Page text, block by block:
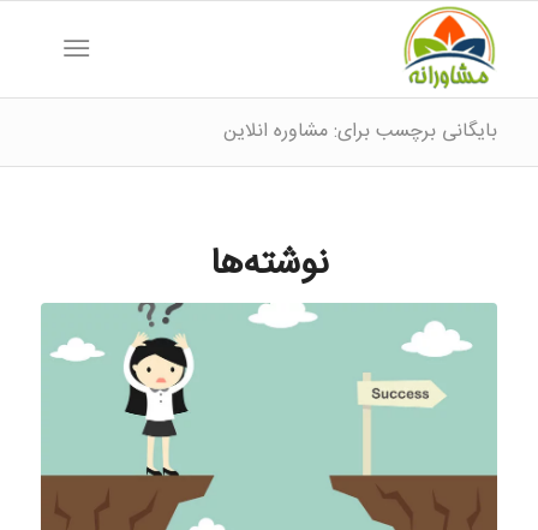
بایگانی برچسب برای: مشاوره انلاین
نوشته‌ها